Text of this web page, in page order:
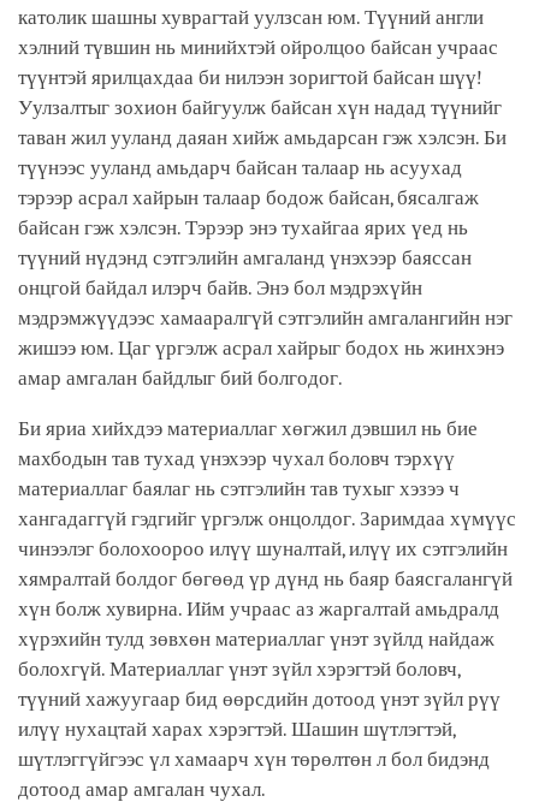
католик шашны хуврагтай уулзсан юм. Түүний англи
хэлний түвшин нь минийхтэй ойролцоо байсан учраас
түүнтэй ярилцахдаа би нилээн зоригтой байсан шүү!
Уулзалтыг зохион байгуулж байсан хүн надад түүнийг
таван жил ууланд даяан хийж амьдарсан гэж хэлсэн. Би
түүнээс ууланд амьдарч байсан талаар нь асуухад
тэрээр асрал хайрын талаар бодож байсан, бясалгаж
байсан гэж хэлсэн. Тэрээр энэ тухайгаа ярих үед нь
түүний нүдэнд сэтгэлийн амгаланд үнэхээр баяссан
онцгой байдал илэрч байв. Энэ бол мэдрэхүйн
мэдрэмжүүдээс хамааралгүй сэтгэлийн амгалангийн нэг
жишээ юм. Цаг үргэлж асрал хайрыг бодох нь жинхэнэ
амар амгалан байдлыг бий болгодог.
Би яриа хийхдээ материаллаг хөгжил дэвшил нь бие
махбодын тав тухад үнэхээр чухал боловч тэрхүү
материаллаг баялаг нь сэтгэлийн тав тухыг хэзээ ч
хангадаггүй гэдгийг үргэлж онцолдог. Заримдаа хүмүүс
чинээлэг болохоороо илүү шуналтай, илүү их сэтгэлийн
хямралтай болдог бөгөөд үр дүнд нь баяр баясгалангүй
хүн болж хувирна. Ийм учраас аз жаргалтай амьдралд
хүрэхийн тулд зөвхөн материаллаг үнэт зүйлд найдаж
болохгүй. Материаллаг үнэт зүйл хэрэгтэй боловч,
түүний хажуугаар бид өөрсдийн дотоод үнэт зүйл рүү
илүү нухацтай харах хэрэгтэй. Шашин шүтлэгтэй,
шүтлэггүйгээс үл хамаарч хүн төрөлтөн л бол бидэнд
дотоод амар амгалан чухал.